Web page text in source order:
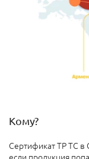
Кому?
Сертификат ТР ТС в